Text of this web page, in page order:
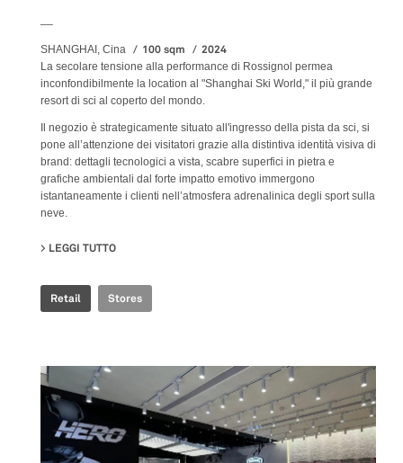
SHANGHAI, Cina 100 sqm 2024
La secolare tensione alla performance di Rossignol permea
inconfondibilmente la location al "Shanghai Ski World," il più grande
resort di sci al coperto del mondo.
Il negozio è strategicamente situato all'ingresso della pista da sci, si
pone all’attenzione dei visitatori grazie alla distintiva identità visiva di
brand: dettagli tecnologici a vista, scabre superfici in pietra e
grafiche ambientali dal forte impatto emotivo immergono
istantaneamente i clienti nell’atmosfera adrenalinica degli sport sulla
neve.
LEGGI TUTTO
Retail Stores